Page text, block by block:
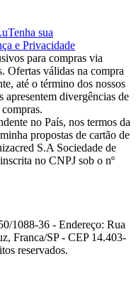
Tenha sua
e Privacidade
para compras via
Ofertas válidas na compra
até o término dos nossos
apresentem divergências de
no País, nos termos da
propostas de cartão de
S.A Sociedade de
no CNPJ sob o nº
1088-36 - Endereço: Rua
Franca/SP - CEP 14.403-
reservados.